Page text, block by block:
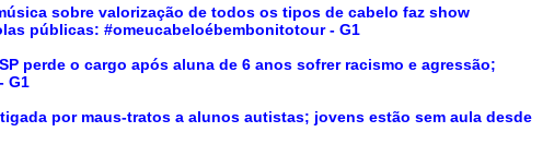
sobre valorização de todos os tipos de cabelo faz show
públicas: #omeucabeloébembonitotour - G1
perde o cargo após aluna de 6 anos sofrer racismo e agressão;
G1
por maus-tratos a alunos autistas; jovens estão sem aula desde